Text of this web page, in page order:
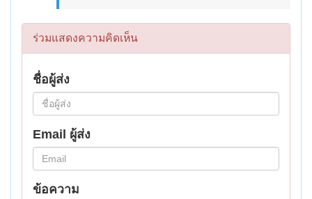
ร่วมแสดงความคิดเห็น
ชื่อผู้ส่ง
Email ผู้ส่ง
ข้อความ